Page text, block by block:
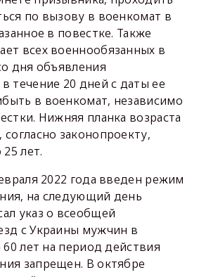
по вызову в военкомат в
в повестке. Также
всех военнообязанных в
дня объявления
течение 20 дней с даты ее
в военкомат, независимо
Нижняя планка возраста
законопроекту,
лет.
2022 года введен режим
на следующий день
указ о всеобщей
с Украины мужчин в
60 лет на период действия
запрещен. В октябре